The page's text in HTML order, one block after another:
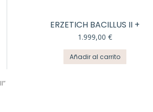
ERZETICH BACILLUS II +
1.999,00€
Añadir al carrito